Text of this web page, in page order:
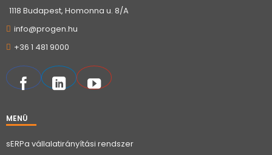
1118 Budapest, Homonna u. 8/A
info@progen.hu
+36 1 481 9000
MENÜ
sERPa vállalatirányítási rendszer